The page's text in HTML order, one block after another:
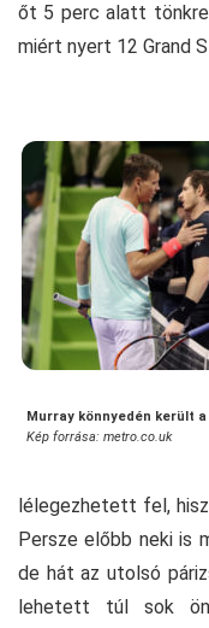
őt 5 perc alatt
miért nyert 12 Grand
Murray könnyedén került
Kép forrása: metro.co.uk
lélegezhetett fel,
Persze előbb neki is
de hát az utolsó
lehetett túl sok